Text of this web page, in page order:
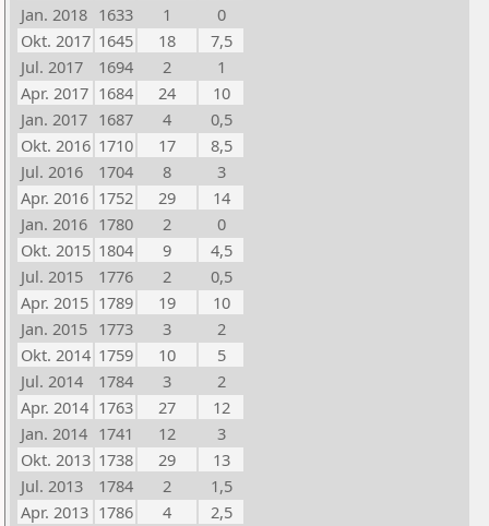
Jan. 2018 1633 1
0
Okt. 2017 1645 18
7,5
Jul. 2017
1694 2
1
Apr. 2017 1684 24
10
Jan. 2017 1687 4
0,5
Okt. 2016 1710 17
8,5
Jul. 2016
1704 8
3
Apr. 2016 1752 29
14
Jan. 2016 1780 2
0
Okt. 2015 1804 9
4,5
Jul. 2015
1776 2
0,5
Apr. 2015 1789 19
10
Jan. 2015 1773 3
2
Okt. 2014 1759 10
5
Jul. 2014
1784 3
2
Apr. 2014 1763 27
12
Jan. 2014 1741 12
3
Okt. 2013 1738 29
13
Jul. 2013
1784 2
1,5
Apr. 2013 1786 4
2,5